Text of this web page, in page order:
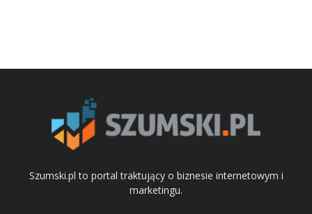
Szumski.pl to portal traktujący o biznesie internetowym i
marketingu.